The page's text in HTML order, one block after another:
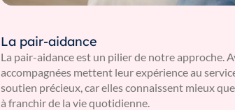
La pair-aidance
La pair-aidance est un pilier de notre approche.
accompagnées mettent leur expérience au
soutien précieux, car elles connaissent mieux
à franchir de la vie quotidienne.